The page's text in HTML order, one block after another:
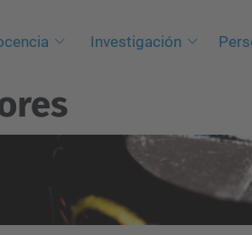
Investigación